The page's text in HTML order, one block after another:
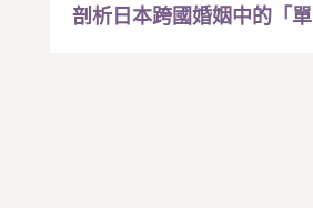
剖析日本跨國婚姻中的「單